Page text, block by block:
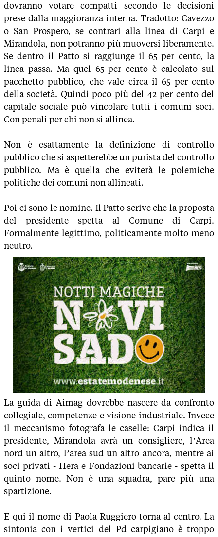
dovranno votare compatti secondo le decisioni
prese dalla maggioranza interna. Tradotto: Cavezzo
o San Prospero, se contrari alla linea di Carpi e
Mirandola, non potranno più muoversi liberamente.
Se dentro il Patto si raggiunge il 65 per cento, la
linea passa. Ma quel 65 per cento è calcolato sul
pacchetto pubblico, che vale circa il 65 per cento
della società. Quindi poco più del 42 per cento del
capitale sociale può vincolare tutti i comuni soci.
Con penali per chi non si allinea.
Non è esattamente la definizione di controllo
pubblico che si aspetterebbe un purista del controllo
pubblico. Ma è quella che eviterà le polemiche
politiche dei comuni non allineati.
Poi ci sono le nomine. Il Patto scrive che la proposta
del presidente spetta al Comune di Carpi.
Formalmente legittimo, politicamente molto meno
neutro.
La guida di Aimag dovrebbe nascere da confronto
collegiale, competenze e visione industriale. Invece
il meccanismo fotografa le caselle: Carpi indica il
presidente, Mirandola avrà un consigliere, l’Area
nord un altro, l’area sud un altro ancora, mentre ai
soci privati - Hera e Fondazioni bancarie - spetta il
quinto nome. Non è una squadra, pare più una
spartizione.
E qui il nome di Paola Ruggiero torna al centro. La
sintonia con i vertici del Pd carpigiano è troppo